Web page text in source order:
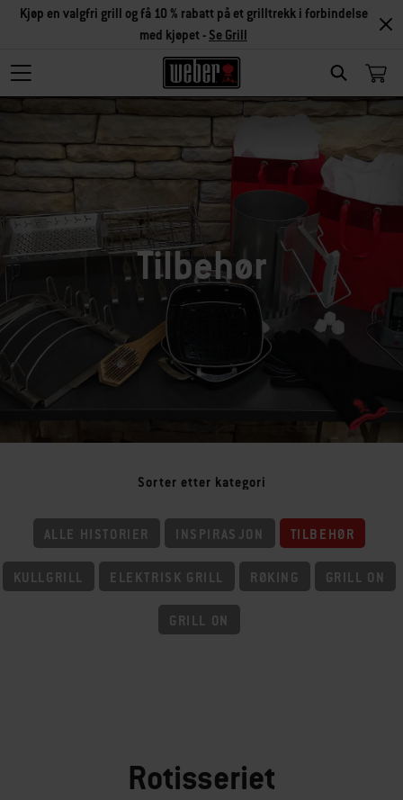
SEARCH
Kjøp en valgfri grill og få 10 % rabatt på et grilltrekk i forbindelse
med kjøpet - Se Grill
Tilbehør
Sorter etter kategori
ALLE HISTORIER INSPIRASJON TILBEHØR
KULLGRILL ELEKTRISK GRILL RØKING GRILL ON
GRILL ON
Rotisseriet